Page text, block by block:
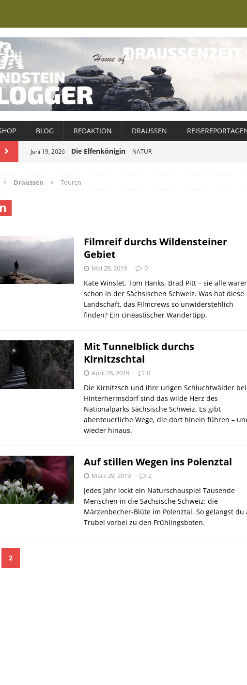
BLOG REDAKTION DRAUSSEN
Juni 19, 2026 Die Elfenkönigin NATUR
Draussen Touren
Filmreif durchs Wildensteiner
Gebiet
Mai 28, 2019 0
Kate Winslet, Tom Hanks, Brad Pitt – sie alle
schon in der Sächsischen Schweiz. Was hat diese
Landschaft, das Filmcrews so unwiderstehlich
finden? Ein cineastischer Wandertipp.
Mit Tunnelblick durchs
Kirnitzschtal
April 26, 2019 0
Die Kirnitzsch und ihre urigen Schluchtwälder bei
Hinterhermsdorf sind das wilde Herz des
Nationalparks Sächsische Schweiz. Es gibt
abenteuerliche Wege, die dort hinein führen –
wieder hinaus.
Auf stillen Wegen ins Polenztal
März 29, 2019 2
Jedes Jahr lockt ein Naturschauspiel Tausende
Menschen in die Sächsische Schweiz: die
Märzenbecher-Blüte im Polenztal. So gelangst du
Trubel vorbei zu den Frühlingsboten.
2